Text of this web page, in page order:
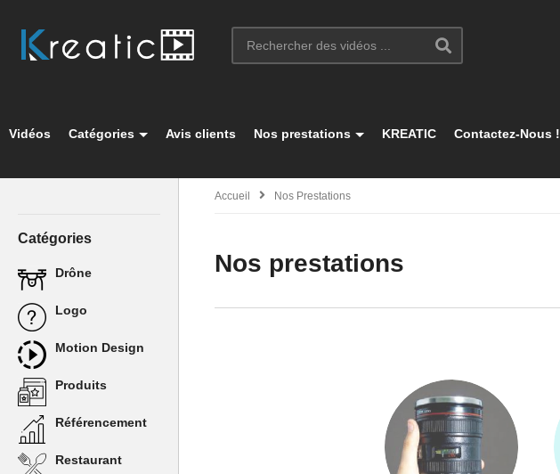
Vidéos Catégories Avis clients Nos prestations KREATIC Contactez-Nous !
Catégories
Drône
Logo
Motion Design
Produits
Référencement
Restaurant
Accueil Nos Prestations
Nos prestations